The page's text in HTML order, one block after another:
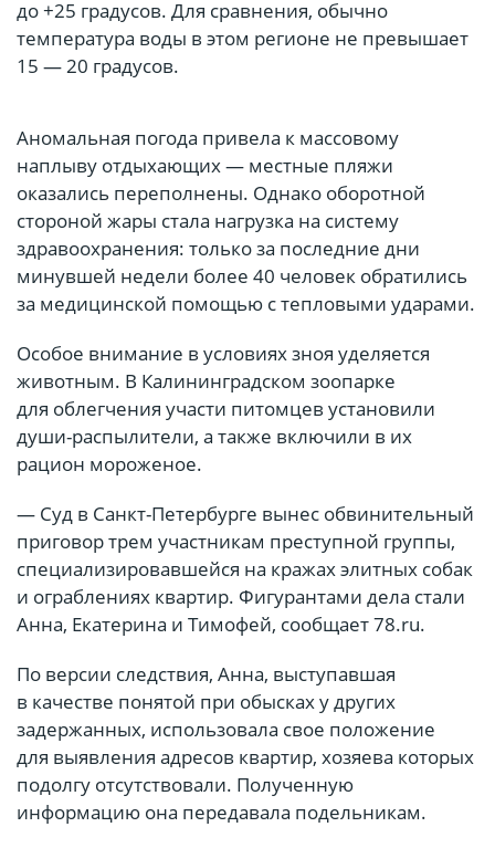
до +25 градусов. Для сравнения, обычно
температура воды в этом регионе не превышает
15 — 20 градусов.
Аномальная погода привела к массовому
наплыву отдыхающих — местные пляжи
оказались переполнены. Однако оборотной
стороной жары стала нагрузка на систему
здравоохранения: только за последние дни
минувшей недели более 40 человек обратились
за медицинской помощью с тепловыми ударами.
Особое внимание в условиях зноя уделяется
животным. В Калининградском зоопарке
для облегчения участи питомцев установили
души-распылители, а также включили в их
рацион мороженое.
— Суд в Санкт-Петербурге вынес обвинительный
приговор трем участникам преступной группы,
специализировавшейся на кражах элитных собак
и ограблениях квартир. Фигурантами дела стали
Анна, Екатерина и Тимофей, сообщает 78.ru.
По версии следствия, Анна, выступавшая
в качестве понятой при обысках у других
задержанных, использовала свое положение
для выявления адресов квартир, хозяева которых
подолгу отсутствовали. Полученную
информацию она передавала подельникам.